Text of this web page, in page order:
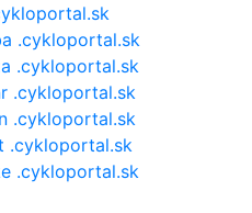
.cykloportal.sk
.cykloportal.sk
.cykloportal.sk
.cykloportal.sk
.cykloportal.sk
.cykloportal.sk